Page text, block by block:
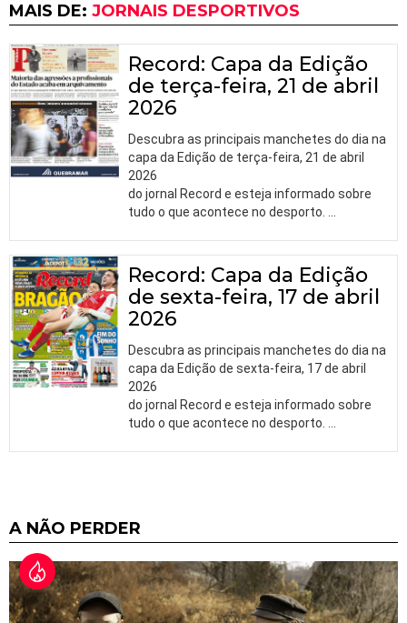
MAIS DE: JORNAIS DESPORTIVOS
Record: Capa da Edição
de terça-feira, 21 de abril
2026
Descubra as principais manchetes do dia na
capa da Edição de terça-feira, 21 de abril
2026
do jornal Record e esteja informado sobre
tudo o que acontece no desporto.
Record: Capa da Edição
de sexta-feira, 17 de abril
2026
Descubra as principais manchetes do dia na
capa da Edição de sexta-feira, 17 de abril
2026
do jornal Record e esteja informado sobre
tudo o que acontece no desporto.
A NÃO PERDER